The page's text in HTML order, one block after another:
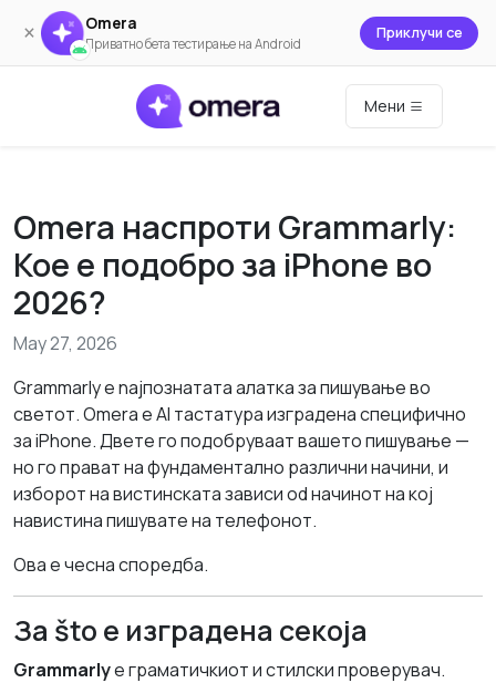
× Omera
Приватно бета тестирање на Android
Приклучи се
Мени
Omera наспроти Grammarly:
Кое е подобро за iPhone во
2026?
May 27, 2026
Grammarly е najпознатата алатка за пишување во
светот. Omera е AI тастатура изградена специфично
за iPhone. Двете го подобруваат вашето пишување —
но го прават на фундаментално различни начини, и
изборот на вистинската зависи od начинот на кој
навистина пишувате на телефонот.
Ова е чесна споредба.
За što е изградена секоја
Grammarlyе граматичкиот и стилски проверувач.